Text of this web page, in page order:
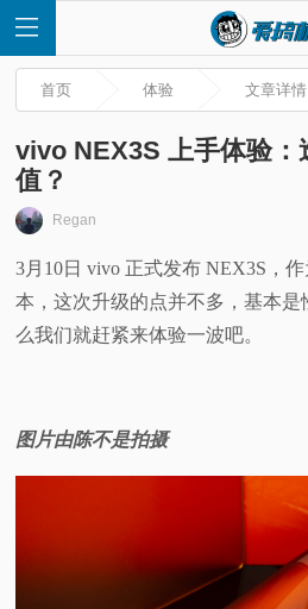
首
页
快
评
视
首页 体验 文章详情
vivo NEX3S 上手体验：
值？
Regan
3月10日 vivo 正式发布 NEX3S，
本，这次升级的点并不多，基本
么我们就赶紧来体验一波吧。
图片由陈不是拍摄